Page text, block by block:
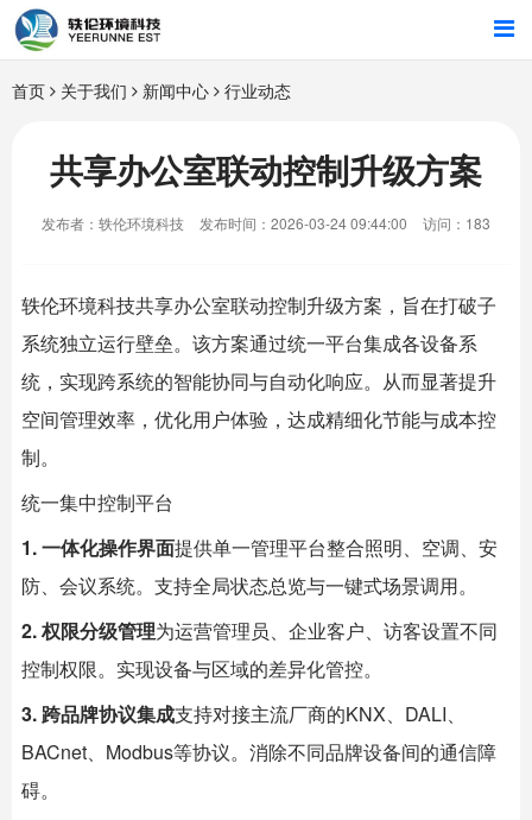
首页
行业解决方案
智能硬件
关于我们
首页 关于我们 新闻中心 行业动态
共享办公室联动控制升级方案
发布者：轶伦环境科技 发布时间：2026-03-24 09:44:00 访问：183
轶伦环境科技共享办公室联动控制升级方案，旨在打破子
系统独立运行壁垒。该方案通过统一平台集成各设备系
统，实现跨系统的智能协同与自动化响应。从而显著提升
空间管理效率，优化用户体验，达成精细化节能与成本控
制。
统一集中控制平台
1. 一体化操作界面提供单一管理平台整合照明、空调、安
防、会议系统。支持全局状态总览与一键式场景调用。
2. 权限分级管理为运营管理员、企业客户、访客设置不同
控制权限。实现设备与区域的差异化管控。
3. 跨品牌协议集成支持对接主流厂商的KNX、DALI、
BACnet、Modbus等协议。消除不同品牌设备间的通信障
碍。